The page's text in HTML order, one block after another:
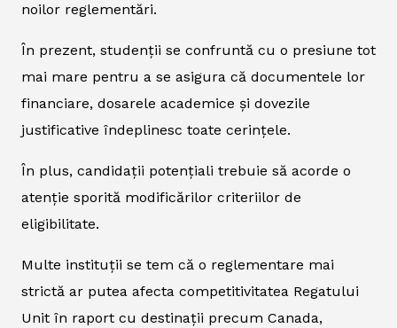
noilor reglementări.
În prezent, studenții se confruntă cu o presiune tot
mai mare pentru a se asigura că documentele lor
financiare, dosarele academice și dovezile
justificative îndeplinesc toate cerințele.
În plus, candidații potențiali trebuie să acorde o
atenție sporită modificărilor criteriilor de
eligibilitate.
Multe instituții se tem că o reglementare mai
strictă ar putea afecta competitivitatea Regatului
Unit în raport cu destinații precum Canada,